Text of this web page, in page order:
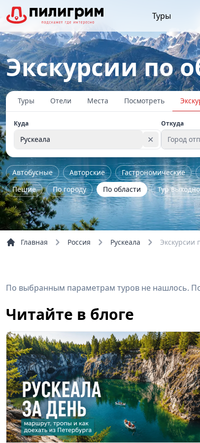
Туры
Экскурсии по
Туры Отели Места Посмотреть
Куда
Рускеала ✕
Откуда
Город
Автобусные Авторские Гастрономические
Пешие
По городу По области Тур
Главная Россия Рускеала Экскурсии
По выбранным параметрам туров не нашлось.
Читайте в блоге